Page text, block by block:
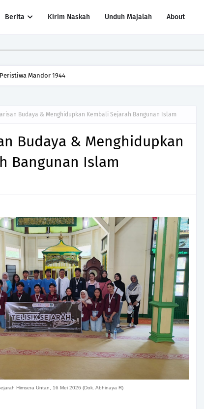
Berita Kirim Naskah Unduh Majalah About
Mandor 1944
Budaya & Menghidupkan Kembali Sejarah Bangunan Islam
Budaya & Menghidupkan
Bangunan Islam
Himsera Untan, 16 Mei 2026 (Dok. Abhinaya R)